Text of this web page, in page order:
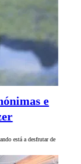
e
está a desfrutar de